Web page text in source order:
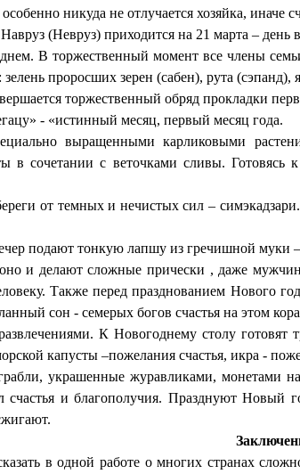
никуда не отлучается хозяйка, иначе
(Невруз) приходится на 21 марта – день
В торжественный момент все члены
проросших зерен (сабен), рута
торжественный обряд прокладки
- «истинный месяц, первый месяц года.
выращенными карликовыми
сочетании с веточками сливы.
от темных и нечистых сил –
подают тонкую лапшу из гречишной муки
и делают сложные прически , даже
Также перед празднованием Нового
сон - семерых богов счастья на этом
К Новогоднему столу
капусты –пожелания счастья, икра -
украшенные журавликами, монетами
счастья и благополучия. Празднуют
в одной работе о многих странах